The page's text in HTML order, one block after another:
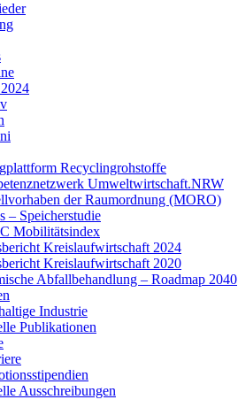
Recyclingrohstoffe
Umweltwirtschaft.NRW
der Raumordnung (MORO)
– Speicherstudie
Mobilitätsindex
Kreislaufwirtschaft 2024
Kreislaufwirtschaft 2020
Abfallbehandlung – Roadmap 2040
Industrie
Publikationen
Ausschreibungen